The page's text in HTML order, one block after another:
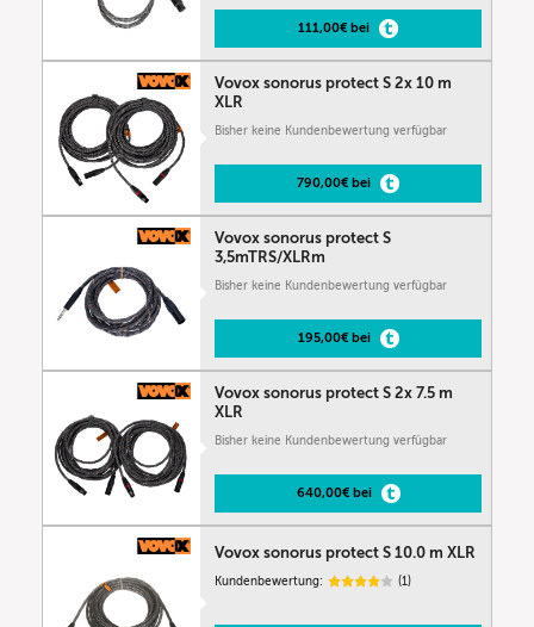
111,00€ bei
Vovox sonorus protect S 2x 10 m
XLR
Bisher keine Kundenbewertung verfügbar
790,00€ bei
Vovox sonorus protect S
3,5mTRS/XLRm
Bisher keine Kundenbewertung verfügbar
195,00€ bei
Vovox sonorus protect S 2x 7.5 m
XLR
Bisher keine Kundenbewertung verfügbar
640,00€ bei
Vovox sonorus protect S 10.0 m XLR
Kundenbewertung: (1)